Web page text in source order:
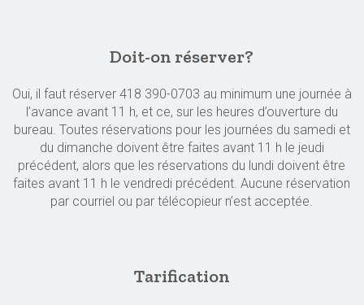
Doit-on réserver?
Oui, il faut réserver 418 390-0703 au minimum une journée à
l’avance avant 11 h, et ce, sur les heures d’ouverture du
bureau. Toutes réservations pour les journées du samedi et
du dimanche doivent être faites avant 11 h le jeudi
précédent, alors que les réservations du lundi doivent être
faites avant 11 h le vendredi précédent. Aucune réservation
par courriel ou par télécopieur n’est acceptée.
Tarification